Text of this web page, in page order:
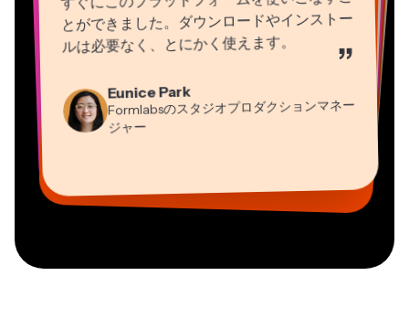
とができました。ダウンロードやインストー
ルは必要なく、とにかく使えます。 ”
Eunice Park
Formlabsのスタジオプロダクションマネー
ジャー
Grant Taleck
Panos Papagapiou
EPATHLON社マネージングパートナー
Kerry-lee Farla
Gracie Peng
コンテンツ担当ディレクター
Martin James
動画エディター
Heidi Rae
教育
コンサルタント
Mitch Rawlings
Dina Segovia
バーチャルフリーランサー